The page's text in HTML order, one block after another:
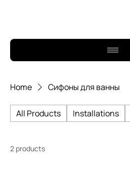
Home Сифоны для ванны
All Products Installations
2 products